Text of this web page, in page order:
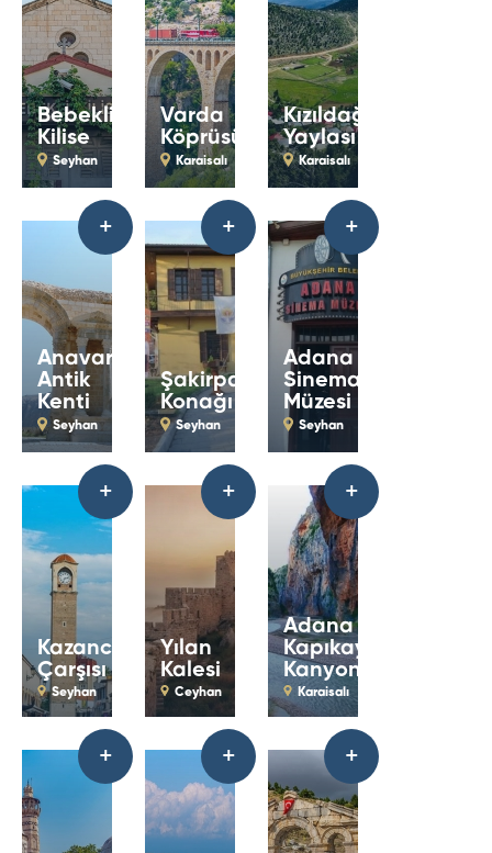
Bebekli
Kilise
Seyhan
Varda
Köprüsü
Karaisalı
Kızıldağ
Yaylası
Karaisalı
+
Anavarza
Antik
Kenti
Seyhan
+
Şakirpaşa
Konağı
Seyhan
+
Adana
Sinema
Müzesi
Seyhan
+
Kazancılar
Çarşısı
Seyhan
+
Yılan
Kalesi
Ceyhan
+
Adana
Kapıkaya
Kanyonu
Karaisalı
+ + +